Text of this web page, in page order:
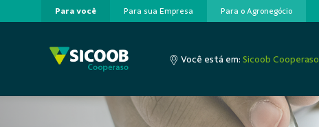
Pular para o Conteúdo principal
Para você Para sua Empresa Para o Agronegócio
Você está em:Sicoob Cooperaso